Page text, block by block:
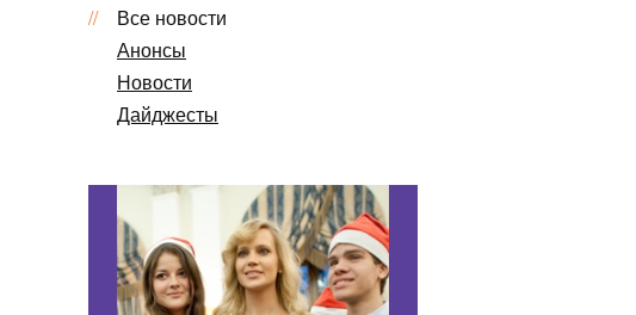
Все новости
Анонсы
Новости
Дайджесты